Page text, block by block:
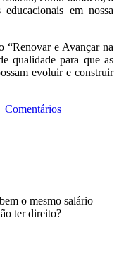
em nossa
“Renovar e Avançar na
qualidade para que as
evoluir e construir
| Comentários
o mesmo salário
ter direito?